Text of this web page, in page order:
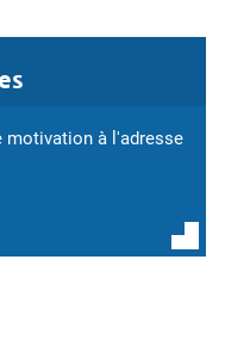
motivation à l'adresse